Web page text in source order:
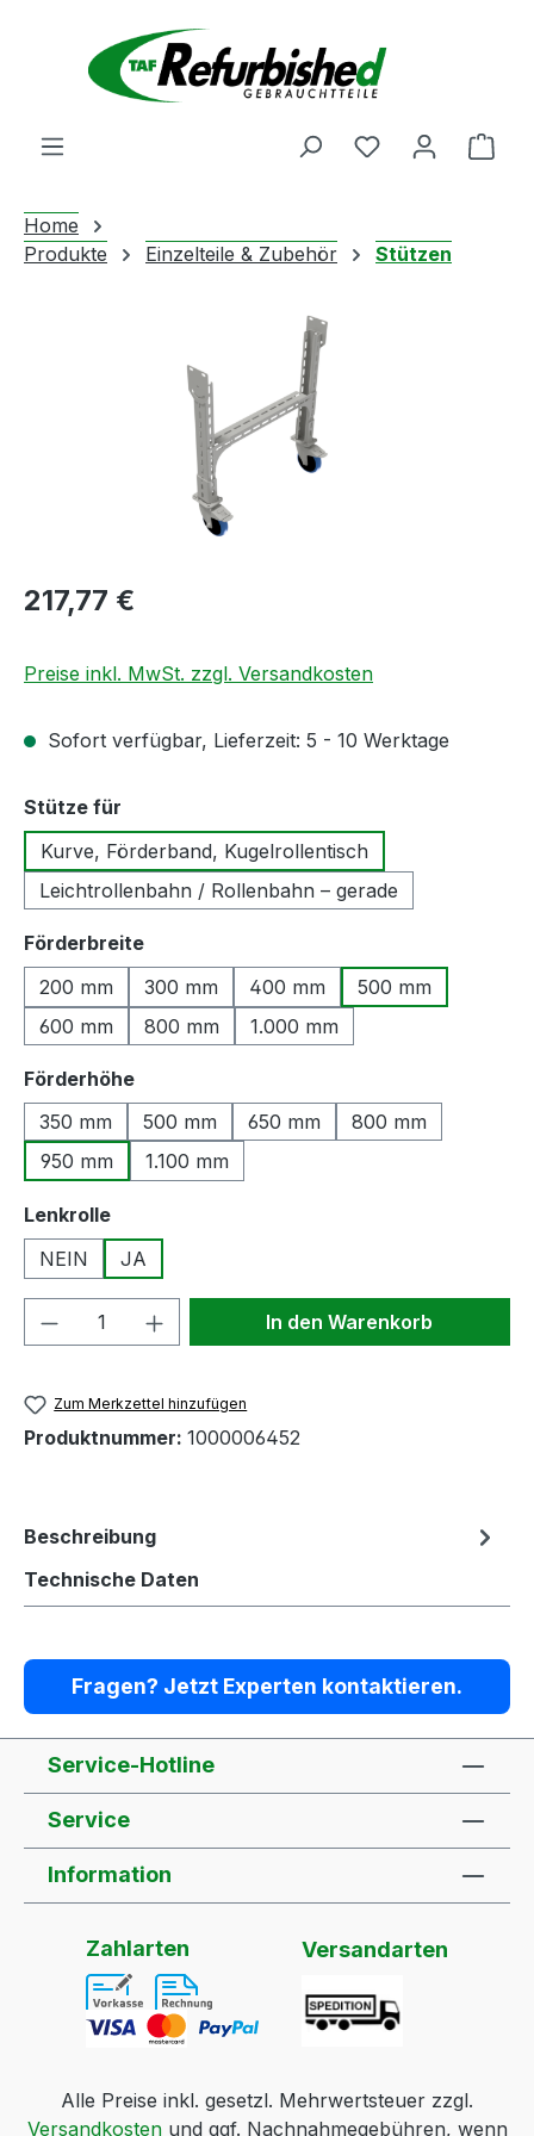
Zum Hauptinhalt springen
Du hast 0
Home
Produkte
Einzelteile & Zubehör Stützen
Regulärer Preis:
217,77 €
Preise inkl. MwSt. zzgl. Versandkosten
Sofort verfügbar, Lieferzeit: 5 - 10 Werktage
Stütze für
Kurve, Förderband, Kugelrollentisch
Leichtrollenbahn / Rollenbahn – gerade
Förderbreiteauswählen
200 mm
300 mm 400 mm
500 mm
600 mm
800 mm 1.000 mm
Förderhöheauswählen
350 mm
500 mm 650 mm
800 mm
950 mm
1.100 mm
Lenkrolleauswählen
NEIN
JA
Produkt Anzahl: Gib denIn den Warenkorb
Zum Merkzettel hinzufügen
Produktnummer: 1000006452
Beschreibung
Technische Daten
Fragen? Jetzt Experten kontaktieren.
Service-Hotline
Service
Information
Zahlarten Versandarten
Alle Preise inkl. gesetzl. Mehrwertsteuer zzgl.
Versandkostenund ggf. Nachnahmegebühren, wenn